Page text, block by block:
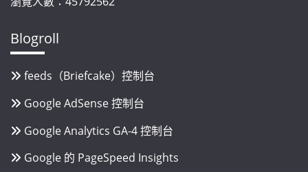
Blogroll
feeds（Briefcake）控制台
Google AdSense 控制台
Google Analytics GA-4 控制台
Google 的 PageSpeed Insights